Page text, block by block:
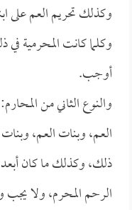
وكذلك تحريم العم على
وكلما كانت المحرمية في
أوجب.
والنوع الثاني من
العم، وبنات العم، وبنات
ذلك، وكذلك ما كان
الرحم المحرم، ولا